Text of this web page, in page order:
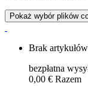
Pokaż wybór plików
Brak artykułów
bezpłatna
0,00 € Razem